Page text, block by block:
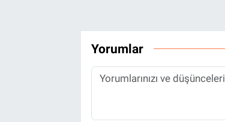
Yorumlar